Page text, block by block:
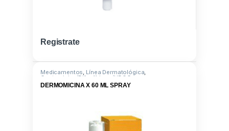
Registrate
Medicamentos, Línea Dermatológica,
Gentamicina/Difenilhiram/LIDOC
DERMOMICINA X 60 ML SPRAY